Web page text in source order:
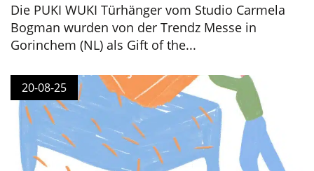
Die PUKI WUKI Türhänger vom Studio Carmela
Bogman wurden von der Trendz Messe in
Gorinchem (NL) als Gift of the...
20-08-25